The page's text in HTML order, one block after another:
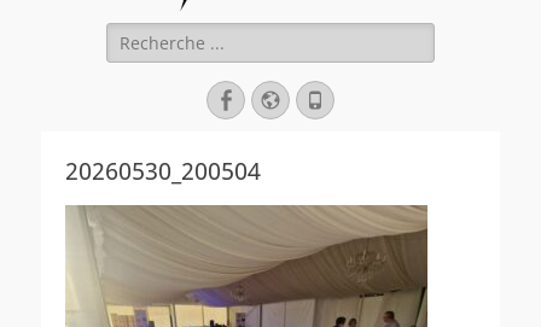
Rechercher :
Facebook
Site
web
Tél
20260530_200504